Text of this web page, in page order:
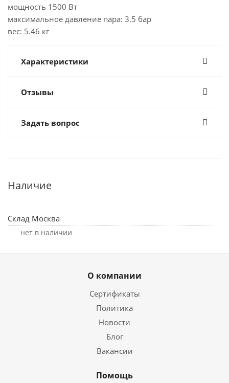
мощность 1500 Вт
максимальное давление пара: 3.5 бар
вес: 5.46 кг
Характеристики
Отзывы
Задать вопрос
Наличие
Склад Москва
Нет в наличии
О компании
Сертификаты
Политика
Новости
Блог
Вакансии
Помощь